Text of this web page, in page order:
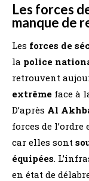
Les forces
manque de
Les forces de
la police
retrouvent
extrême face à
D’après Al
forces de
car elles sont
équipées.
en état de